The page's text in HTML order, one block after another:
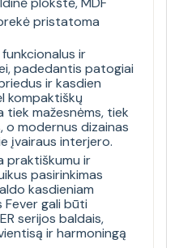
pristatoma
ir
padedantis patogiai
ir kasdien
kompaktiškų
tiek mažesnėms, tiek
o modernus dizainas
įvairaus interjero.
praktiškumu ir
pasirinkimas
kasdieniam
Fever gali būti
serijos baldais,
ir harmoningą